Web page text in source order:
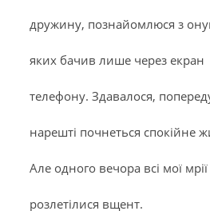
дружину, познайомлюся з
яких бачив лише через екран
телефону. Здавалося,
нарешті почнеться спокійне
Але одного вечора всі мої мрії
розлетілися вщент.